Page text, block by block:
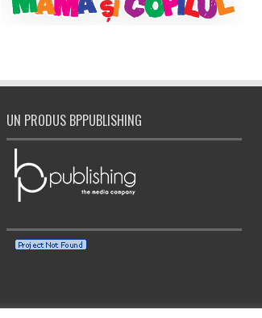
UN PRODUS BPPUBLISHING